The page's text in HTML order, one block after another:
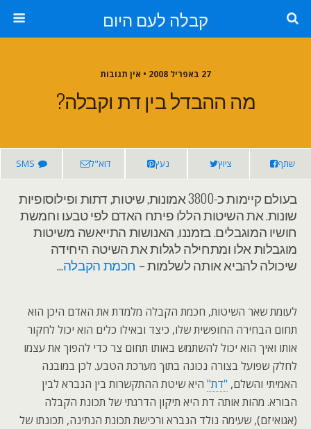
קבלה לעם היום
27 באפריל 2008 • אין תגובות
מה ההבדל בין דת וקבלה?
שתף ציוץ נעץ דוא"ל SMS
בעולם קיימות כ-3800 אמונות, שיטות, דתות ופילוסופיות
שונות. את השיטות הללו פיתח האדם לפי טבעו וחמשת
חושיו המוגבלים. בזמננו, האנושות התייאשה משיטות
מוגבלות אלו ומתחילה לגלות את השיטה היחידה
שיכולה להביא אותה לשלמות – חכמת הקבלה…
לעומת שאר השיטות, חכמת הקבלה מלמדת את האדם היכן הוא
תחום הבחירה החופשית שלו, כיצד ובאילו כלים הוא יכול לחקור
אותו ואיך הוא יכול להשתמש באותו תחום צר כדי להפוך את עצמו
לחלק שפועל בצורה נכונה בתוך מערכת הטבע. לכן במובנה
האמיתי והשלם, "דת" היא שיטת ההתקשרות בין הנברא לבין
הבורא. מהות אותה דת היא תיקון הדרגתי של תכונת הקבלה
(אגואיזם), שעימה נולד הנברא ורכישת תכונת הנתינה, תכונתו של